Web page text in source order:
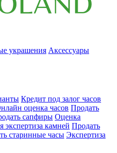
украшения Аксессуары
Кредит под залог часов
оценка часов Продать
сапфиры Оценка
экспертиза камней Продать
старинные часы Экспертиза